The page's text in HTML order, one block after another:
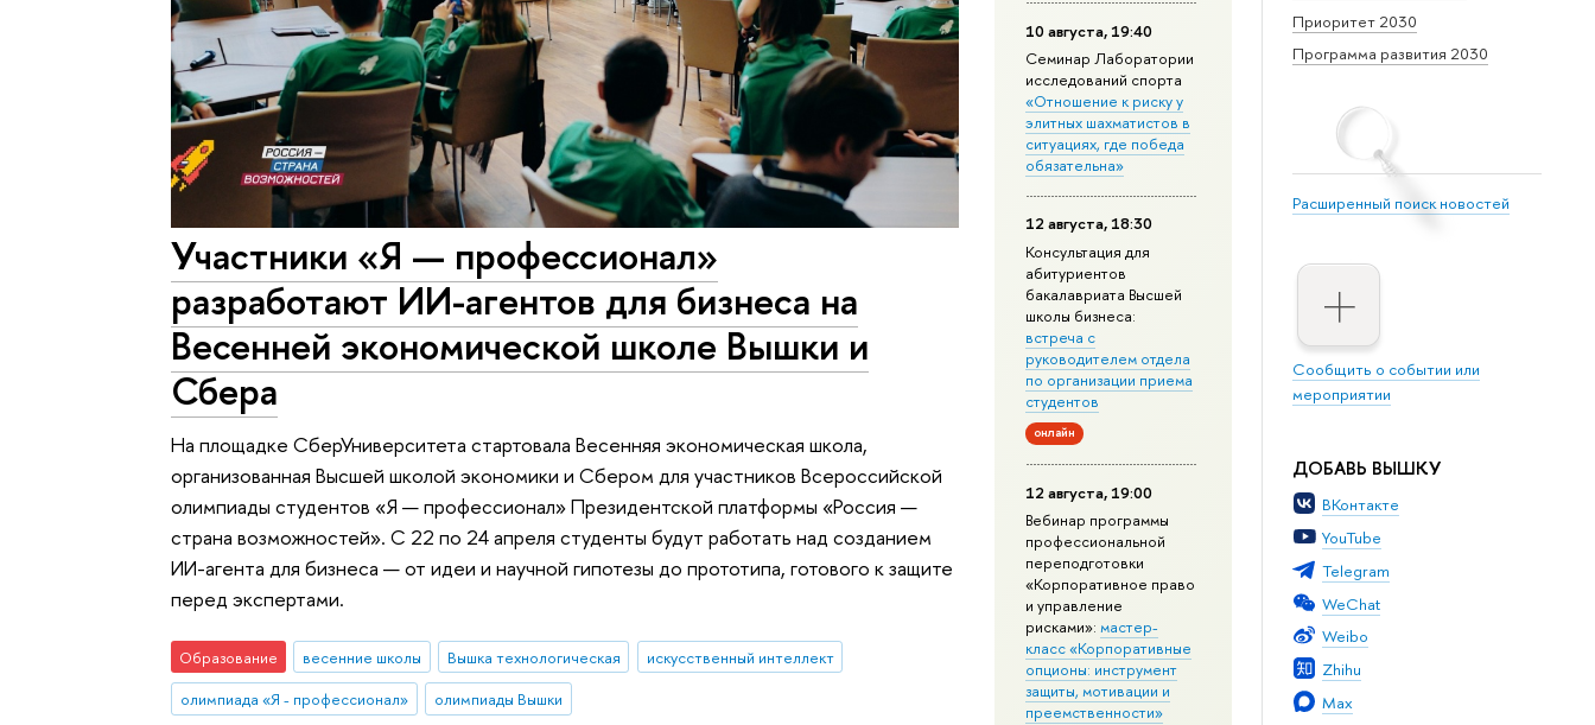
Приоритет 2030
Программа развития 2030
Расширенный поиск новостей
Сообщить о событии или
мероприятии
ДОБАВЬ ВЫШКУ
ВКонтакте
YouTube
Telegram
WeChat
Weibo
Zhihu
Max
10 августа, 19:40
Семинар Лаборатории
исследований спорта
«Отношение к риску у
элитных шахматистов в
ситуациях, где победа
обязательна»
12 августа, 18:30
Консультация для
абитуриентов
бакалавриата Высшей
школы бизнеса:
встреча с
руководителем отдела
по организации приема
студентов
онлайн
12 августа, 19:00
Вебинар программы
профессиональной
переподготовки
«Корпоративное право
и управление
рисками»: мастер-
класс «Корпоративные
опционы: инструмент
защиты, мотивации и
преемственности»
Участники «Я — профессионал»
разработают ИИ-агентов для бизнеса на
Весенней экономической школе Вышки и
Сбера
На площадке СберУниверситета стартовала Весенняя экономическая школа,
организованная Высшей школой экономики и Сбером для участников Всероссийской
олимпиады студентов «Я — профессионал» Президентской платформы «Россия —
страна возможностей». С 22 по 24 апреля студенты будут работать над созданием
ИИ-агента для бизнеса — от идеи и научной гипотезы до прототипа, готового к защите
перед экспертами.
Образование весенние школы Вышка технологическая
искусственный интеллект
олимпиада «Я - профессионал»
олимпиады Вышки